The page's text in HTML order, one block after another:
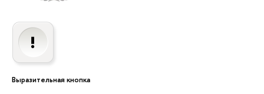
Выразительная кнопка